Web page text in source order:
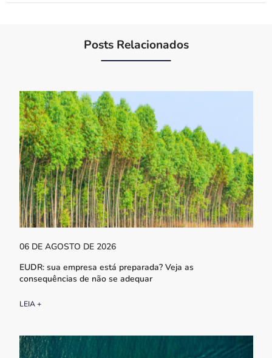
Posts Relacionados
06 DE AGOSTO DE 2026
EUDR: sua empresa está preparada? Veja as
consequências de não se adequar
LEIA +